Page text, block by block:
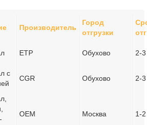
Производитель
Город
отгрузки
ETP Обухово 2-
с
CGR Обухово 2-
OEM Москва 1-